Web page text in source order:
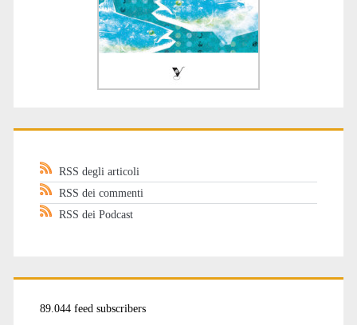
RSS degli articoli
RSS dei commenti
RSS dei Podcast
89.044 feed subscribers